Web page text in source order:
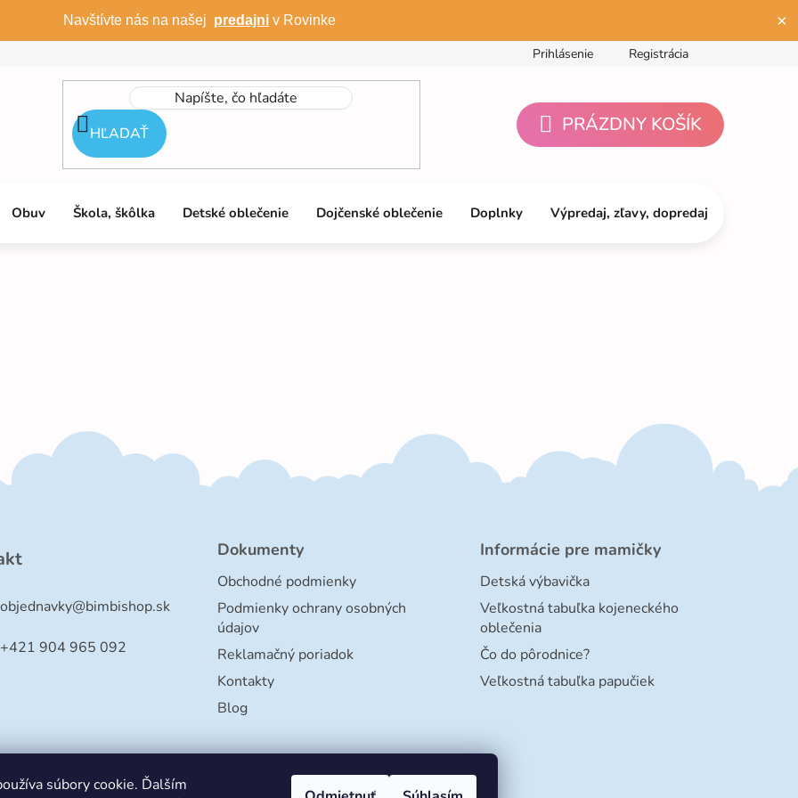
súbory cookie. Ďalším
Navštívte nás na našej predajni v Rovinke ×
Prihlásenie Registrácia
HĽADAŤ
NÁKUPNÝ
PRÁZDNY KOŠÍK
Obuv Škola, škôlka Detské oblečenie Dojčenské oblečenie Doplnky Výpredaj, zľavy, dopredaj
objednavky@bimbishop.sk
+421 904 965 092
Dokumenty
Obchodné podmienky
Podmienky ochrany osobných
údajov
Reklamačný poriadok
Kontakty
Blog
Informácie pre mamičky
Detská výbavička
Veľkostná tabuľka kojeneckého
oblečenia
Čo do pôrodnice?
Veľkostná tabuľka papučiek